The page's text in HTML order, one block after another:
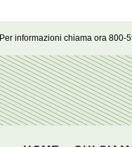
Per informazioni chiama ora 800-